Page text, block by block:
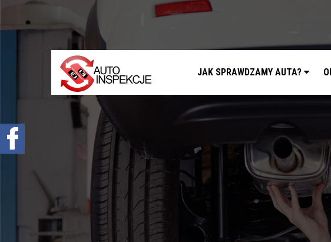
JAK SPRAWDZAMY AUTA?
Sprawdzenie samochodu przed zakupem –
Sprawdzenie historii serwisowej
Sprawdzenie historii wypadkowej
Sprawdzenie stanu prawnego samochodu
Oferta
Sprawdzenie samochodu w Polsce
Sprowadzenie samochodu z zagranicy na
Znajdziemy Ci auto